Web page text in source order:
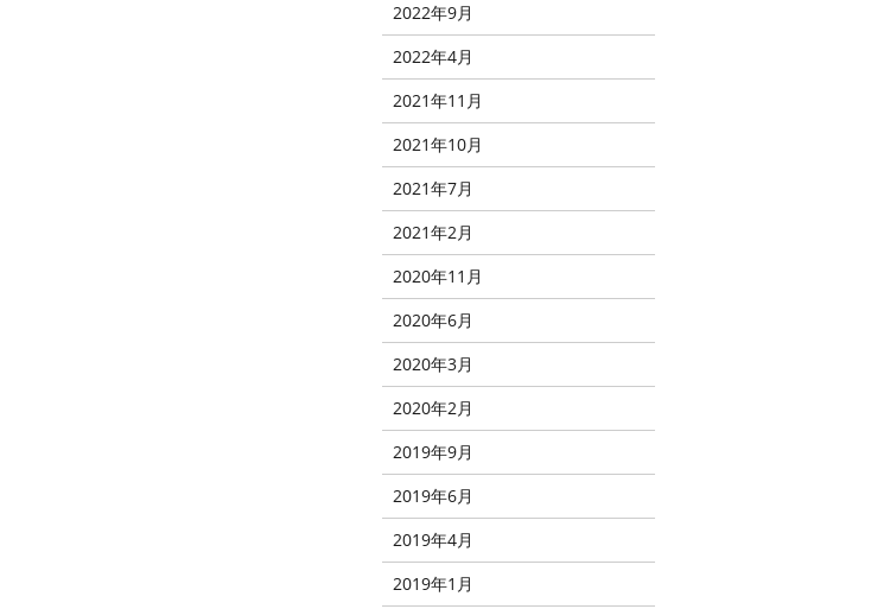
2022年9月
2022年4月
2021年11月
2021年10月
2021年7月
2021年2月
2020年11月
2020年6月
2020年3月
2020年2月
2019年9月
2019年6月
2019年4月
2019年1月